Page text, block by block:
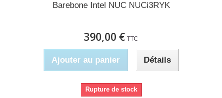
Barebone Intel NUC NUCi3RYK
390,00 € TTC
Ajouter au panier Détails
Rupture de stock